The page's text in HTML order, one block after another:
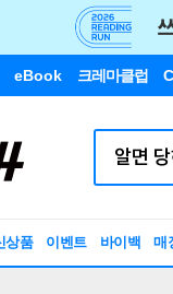
eBook 크레마클럽
상품 이벤트 바이백 매